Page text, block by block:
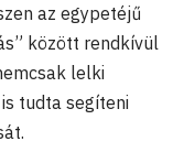
az egypetéjű
között rendkívül
lelki
tudta segíteni